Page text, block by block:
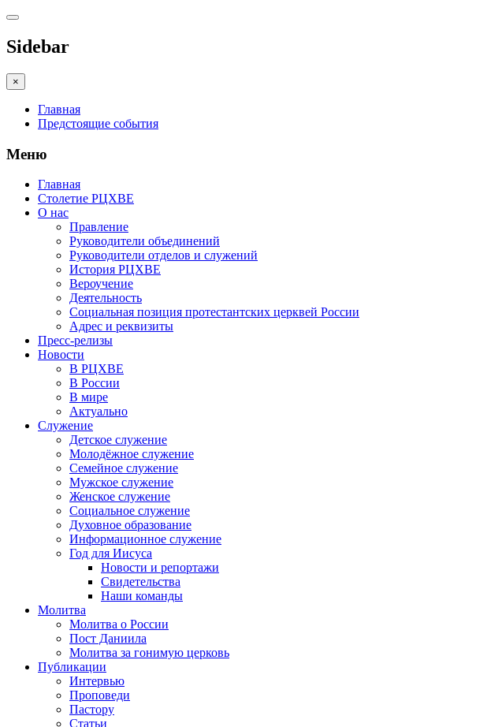
Sidebar
×
Главная
Предстоящие события
Меню
Главная
Столетие РЦХВЕ
О нас
Правление
Руководители объединений
Руководители отделов и служений
История РЦХВЕ
Вероучение
Деятельность
Социальная позиция протестантских церквей России
Адрес и реквизиты
Пресс-релизы
Новости
В РЦХВЕ
В России
В мире
Актуально
Служение
Детское служение
Молодёжное служение
Семейное служение
Мужское служение
Женское служение
Социальное служение
Духовное образование
Информационное служение
Год для Иисуса
Новости и репортажи
Свидетельства
Наши команды
Молитва
Молитва о России
Пост Даниила
Молитва за гонимую церковь
Публикации
Интервью
Проповеди
Пастору
Статьи